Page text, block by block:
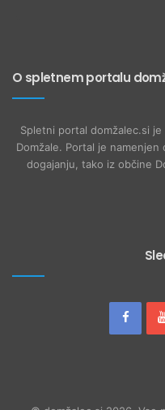
O spletnem portalu
Spletni portal domžalec.si
Domžale. Portal je
dogajanju, tako iz občine